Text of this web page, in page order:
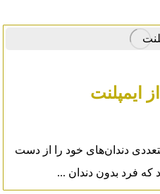
ایمپلنت
دندان‌های خود را از دست
که فرد بدون دندان‌ ...